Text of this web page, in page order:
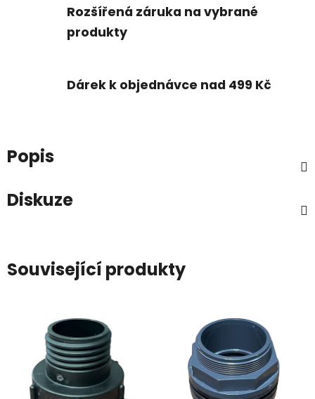
Rozšířená záruka na vybrané
produkty
Dárek k objednávce nad 499 Kč
Popis
Diskuze
Související produkty